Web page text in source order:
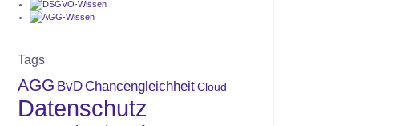
Tags
AGG BvDChancengleichheit Cloud
Datenschutz